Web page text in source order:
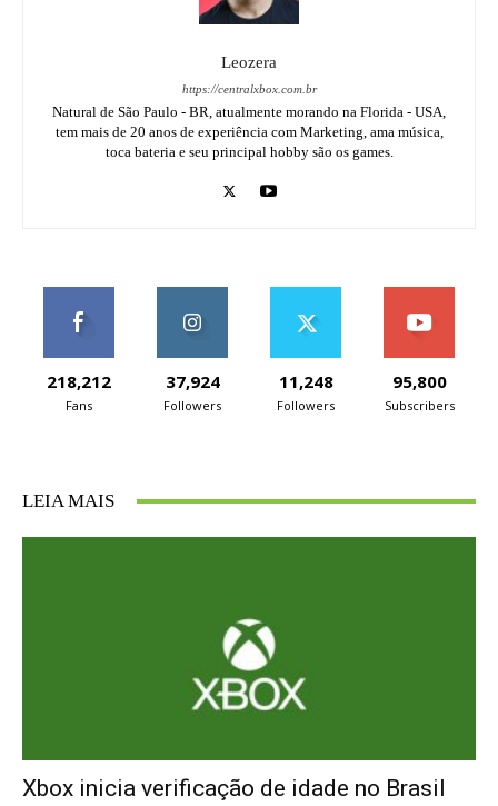
Leozera
https://centralxbox.com.br
Natural de São Paulo - BR, atualmente morando na Florida - USA,
tem mais de 20 anos de experiência com Marketing, ama música,
toca bateria e seu principal hobby são os games.
218,212
Fans
37,924
Followers
11,248
Followers
95,800
Subscribers
LEIA MAIS
Xbox inicia verificação de idade no Brasil